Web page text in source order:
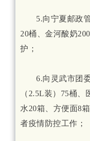
5.向宁夏邮政
20桶、金河酸奶
护；
6.向灵武市团
（2.5L装）75桶
水20箱、方便面8
者疫情防控工作；